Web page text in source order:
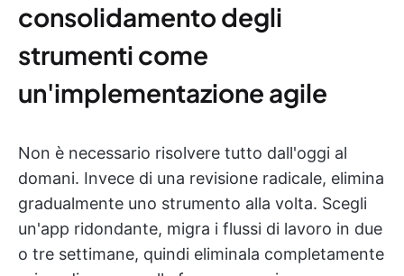
consolidamento degli
strumenti come
un'implementazione agile
Non è necessario risolvere tutto dall'oggi al
domani. Invece di una revisione radicale, elimina
gradualmente uno strumento alla volta. Scegli
un'app ridondante, migra i flussi di lavoro in due
o tre settimane, quindi eliminala completamente